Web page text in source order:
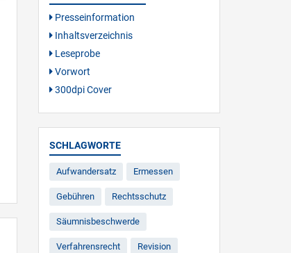
Presseinformation
Inhaltsverzeichnis
Leseprobe
Vorwort
300dpi Cover
SCHLAGWORTE
Aufwandersatz Ermessen
Gebühren Rechtsschutz
Säumnisbeschwerde
Verfahrensrecht Revision